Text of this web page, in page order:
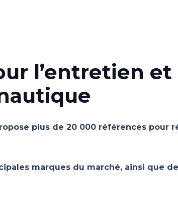
l’entretien et
plus de 20 000 références pour
marques du marché, ainsi que